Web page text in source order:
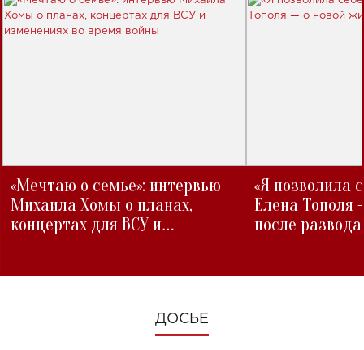
«Мечтаю о семье»: интервью
Михаила Хомы о планах,
концертах для ВСУ и
«Я позволила
Елена Тополя
после развода
ДОСЬЕ